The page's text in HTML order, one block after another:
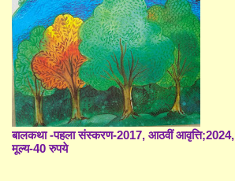
बालकथा -पहला संस्करण-2017, आठवीं आवृत्ति;2024,
मूल्य-40 रुपये